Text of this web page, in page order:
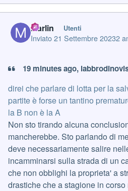
Marlin Utenti
Inviato21 Settembre 20232
19 minutes ago,
direi che parlare di lotta per la
partite è forse un tantino
la B non è la A
Non sto tirando alcuna
mancherebbe. Sto parlando di
deve necessariamente salire
incamminarsi sulla strada di un
che non obblighi la proprieta' a
drastiche che a stagione in